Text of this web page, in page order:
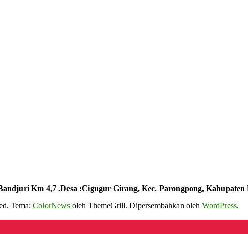
Km 4,7 .Desa :Cigugur Girang, Kec. Parongpong,
Tema: ColorNews oleh ThemeGrill. Dipersembahkan oleh WordPress.